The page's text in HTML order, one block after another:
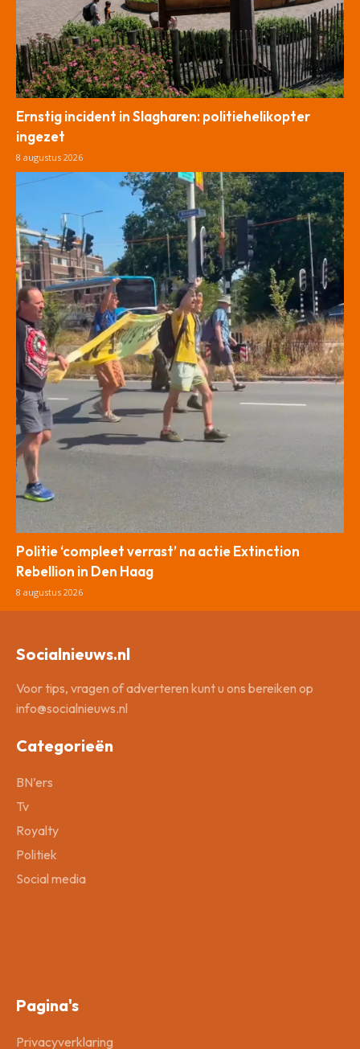
Ernstig incident in Slagharen: politiehelikopter
ingezet
8 augustus 2026
Politie ‘compleet verrast’ na actie Extinction
Rebellion in Den Haag
8 augustus 2026
Socialnieuws.nl
Voor tips, vragen of adverteren kunt u ons bereiken op
info@socialnieuws.nl
Categorieën
BN’ers
Tv
Royalty
Politiek
Social media
Pagina's
Privacyverklaring